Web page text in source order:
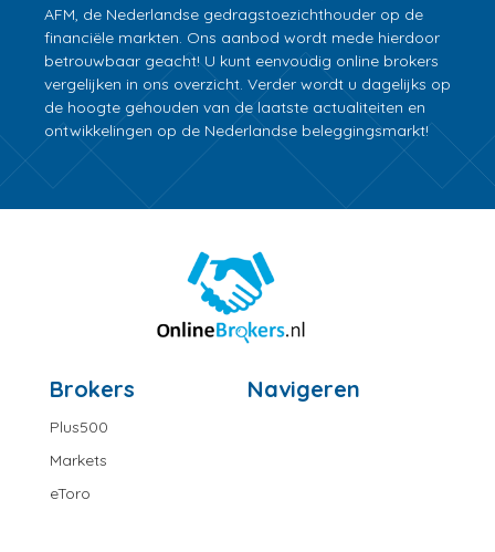
AFM, de Nederlandse gedragstoezichthouder op de
financiële markten. Ons aanbod wordt mede hierdoor
betrouwbaar geacht! U kunt eenvoudig online brokers
vergelijken in ons overzicht. Verder wordt u dagelijks op
de hoogte gehouden van de laatste actualiteiten en
ontwikkelingen op de Nederlandse beleggingsmarkt!
Brokers
Plus500
Markets
eToro
Navigeren